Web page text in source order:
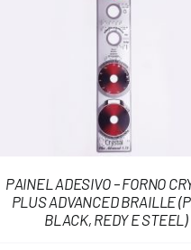
PAINEL ADESIVO – FORNO
PLUS ADVANCED BRAILLE
BLACK, REDY E STEEL)